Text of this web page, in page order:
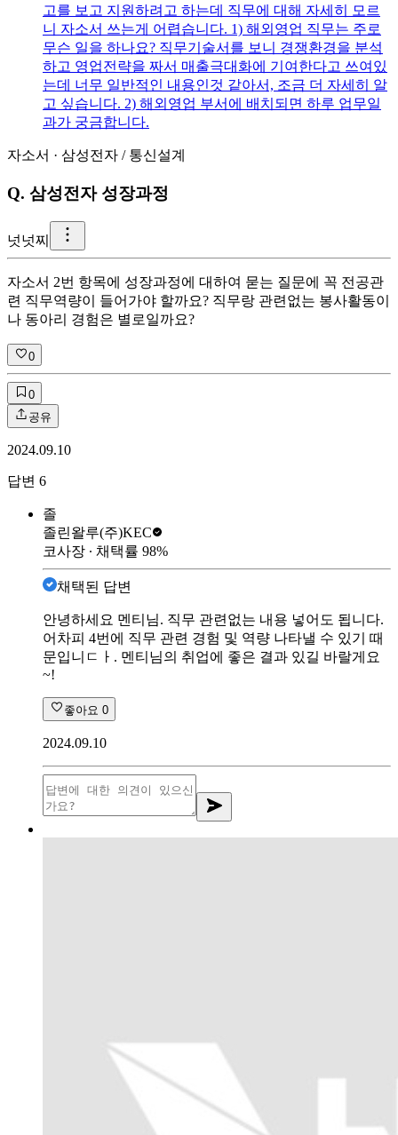
고를 보고 지원하려고 하는데 직무에 대해 자세히 모르
니 자소서 쓰는게 어렵습니다. 1) 해외영업 직무는 주로
무슨 일을 하나요? 직무기술서를 보니 경쟁환경을 분석
하고 영업전략을 짜서 매출극대화에 기여한다고 쓰여있
는데 너무 일반적인 내용인것 같아서, 조금 더 자세히 알
고 싶습니다. 2) 해외영업 부서에 배치되면 하루 업무일
과가 궁금합니다.
자소서 · 삼성전자 / 통신설계
Q. 삼성전자 성장과정
넛넛찌
자소서 2번 항목에 성장과정에 대하여 묻는 질문에 꼭 전공관
련 직무역량이 들어가야 할까요? 직무랑 관련없는 봉사활동이
나 동아리 경험은 별로일까요?
0
0
공유
2024.09.10
답변 6
졸
졸린왈루(주)KEC
코사장 ∙ 채택률 98%
채택된 답변
안녕하세요 멘티님. 직무 관련없는 내용 넣어도 됩니다.
어차피 4번에 직무 관련 경험 및 역량 나타낼 수 있기 때
문입니ㄷㅏ. 멘티님의 취업에 좋은 결과 있길 바랄게요
~!
좋아요 0
2024.09.10